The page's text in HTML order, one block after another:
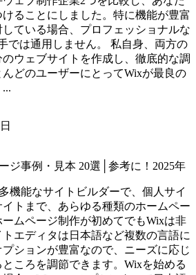
ることにしました。特に機能が豊富
ている場合、プロフェッショナルな
では通用しません。 私自身、両方の
ウェブサイトを作成し、徹底的な調
どのユーザーにとってWixが最良の
ジ事例・見本 20選│参考に！2025年
機能なサイトビルダーで、個人サイ
イトまで、あらゆる種類のホームペー
ムページ制作が初めてでもWixは非
エディタは日本語など複数の言語に
ションが豊富なので、ニーズに応じ
ころを調節できます。Wixを始める